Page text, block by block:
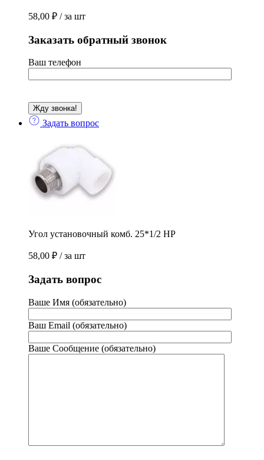
58,00 ₽ / за шт
Заказать обратный звонок
Ваш телефон
Задать вопрос
Угол установочный комб. 25*1/2 НР
58,00 ₽ / за шт
Задать вопрос
Ваше Имя (обязательно)
Ваш Email (обязательно)
Ваше Сообщение (обязательно)